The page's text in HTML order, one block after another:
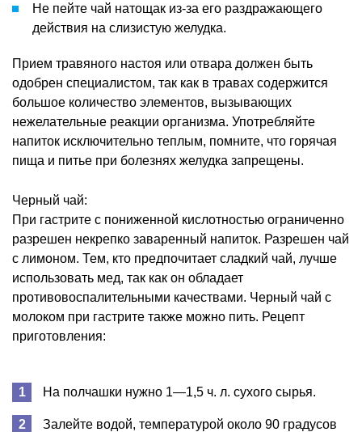
Не пейте чай натощак из-за его раздражающего
действия на слизистую желудка.
Прием травяного настоя или отвара должен быть
одобрен специалистом, так как в травах содержится
большое количество элементов, вызывающих
нежелательные реакции организма. Употребляйте
напиток исключительно теплым, помните, что горячая
пища и питье при болезнях желудка запрещены.
Черный чай:
При гастрите с пониженной кислотностью ограниченно
разрешен некрепко заваренный напиток. Разрешен чай
с лимоном. Тем, кто предпочитает сладкий чай, лучше
использовать мед, так как он обладает
противовоспалительными качествами. Черный чай с
молоком при гастрите также можно пить. Рецепт
приготовления:
На полчашки нужно 1—1,5 ч. л. сухого сырья.
Залейте водой, температурой около 90 градусов